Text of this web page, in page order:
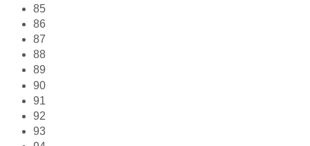
85
86
87
88
89
90
91
92
93